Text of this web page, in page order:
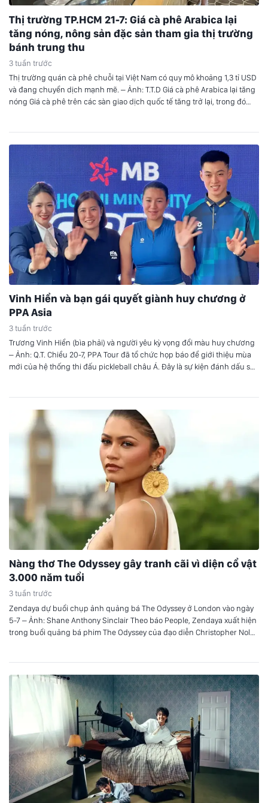
Thị trường TP.HCM 21-7: Giá cà phê Arabica lại
tăng nóng, nông sản đặc sản tham gia thị trường
bánh trung thu
3 tuần trước
Thị trường quán cà phê chuỗi tại Việt Nam có quy mô khoảng 1,3 tỉ USD
và đang chuyển dịch mạnh mẽ. – Ảnh: T.T.D Giá cà phê Arabica lại tăng
nóng Giá cà phê trên các sàn giao dịch quốc tế tăng trở lại, trong đó
Vinh Hiển và bạn gái quyết giành huy chương ở
PPA Asia
3 tuần trước
Trương Vinh Hiển (bìa phải) và người yêu kỳ vọng đổi màu huy chương
– Ảnh: Q.T. Chiều 20-7, PPA Tour đã tổ chức họp báo để giới thiệu mùa
mới của hệ thống thi đấu pickleball châu Á. Đây là sự kiện đánh dấu sự
Nàng thơ The Odyssey gây tranh cãi vì diện cổ vật
3.000 năm tuổi
3 tuần trước
Zendaya dự buổi chụp ảnh quảng bá The Odyssey ở London vào ngày
5-7 – Ảnh: Shane Anthony Sinclair Theo báo People, Zendaya xuất hiện
trong buổi quảng bá phim The Odyssey của đạo diễn Christopher Nolan